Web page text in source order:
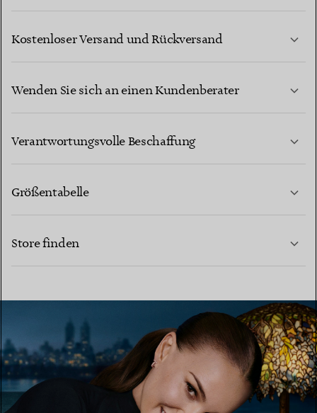
Kostenloser Versand und Rückversand
Wenden Sie sich an einen Kundenberater
Verantwortungsvolle Beschaffung
Größentabelle
Store finden